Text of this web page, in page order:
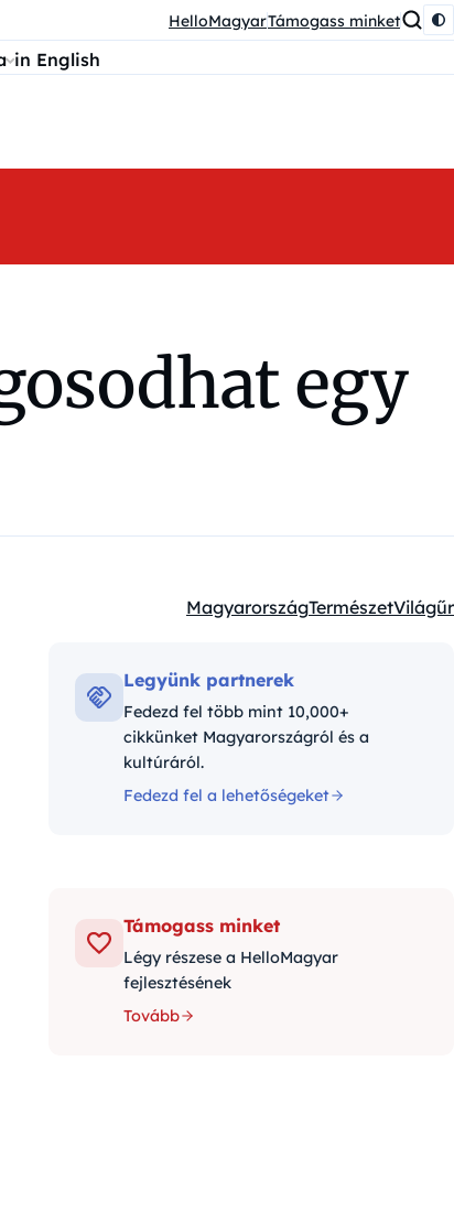
HelloMagyarTámogass minket
in English
egy
Kategóriák:
MagyarországTermészetVilágűr
Legyünk partnerek
Fedezd fel több mint 10,000+
cikkünket Magyarországról és a
kultúráról.
Fedezd fel a lehetőségeket
Támogass minket
Légy részese a HelloMagyar
fejlesztésének
Tovább